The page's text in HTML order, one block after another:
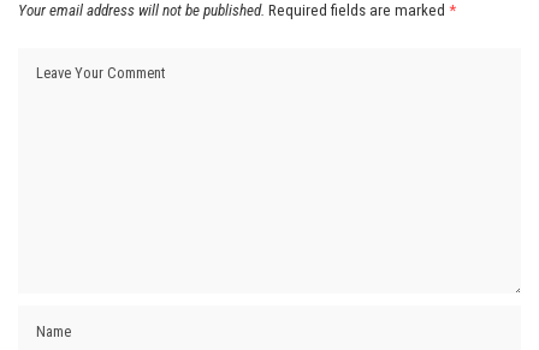
Your email address will not be published. Required fields are marked *